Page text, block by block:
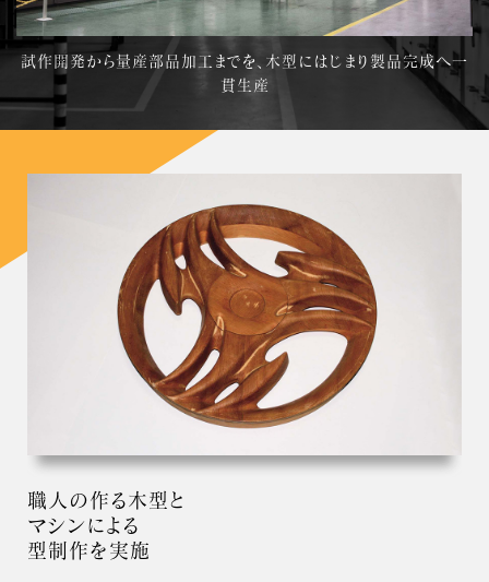
試作開発から量産部品加工までを、木型にはじまり製品完成へ一
貫生産
職人の作る木型と
マシンによる
型制作を実施